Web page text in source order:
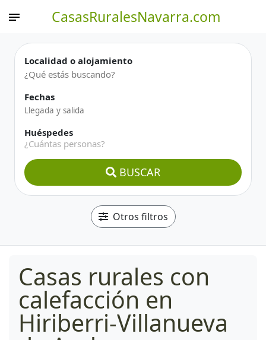
CasasRuralesNavarra.com
Localidad o alojamiento
Fechas
Huéspedes
¿Cuántas personas?
BUSCAR
Otros filtros
Casas rurales con
calefacción en
Hiriberri-Villanueva